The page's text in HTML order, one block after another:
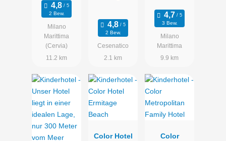
Marittima
2 Bew.
Milano
Marittima
(Cervia)
11.2 km
2 Bew.
Cesenatico
2.1 km
3 Bew.
Milano
Marittima
9.9 km
Color Hotel
Color